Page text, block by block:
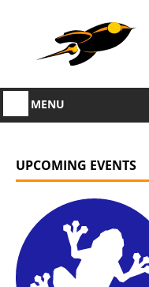
MENU
UPCOMING EVENTS